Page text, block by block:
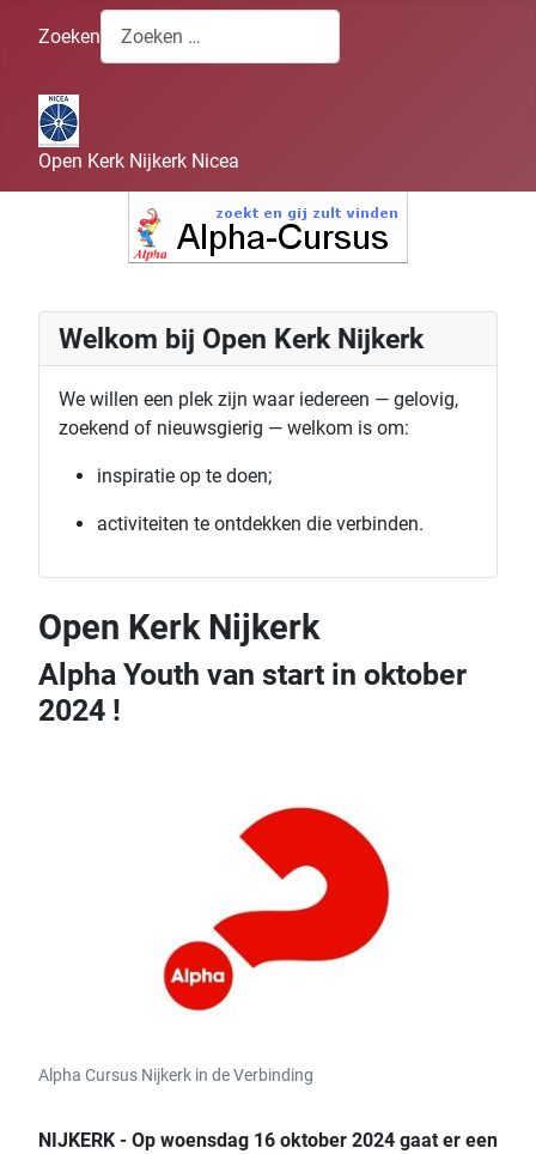
Zoeken
Open Kerk Nijkerk Nicea
Welkom bij Open Kerk Nijkerk
We willen een plek zijn waar iedereen — gelovig,
zoekend of nieuwsgierig — welkom is om:
inspiratie op te doen;
activiteiten te ontdekken die verbinden.
Open Kerk Nijkerk
Alpha Youth van start in oktober
2024 !
Alpha Cursus Nijkerk in de Verbinding
NIJKERK - Op woensdag 16 oktober 2024 gaat er een